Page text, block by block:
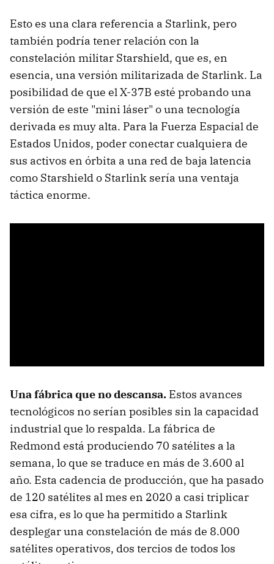
Esto es una clara referencia a Starlink, pero
también podría tener relación con la
constelación militar Starshield, que es, en
esencia, una versión militarizada de Starlink. La
posibilidad de que el X-37B esté probando una
versión de este "mini láser" o una tecnología
derivada es muy alta. Para la Fuerza Espacial de
Estados Unidos, poder conectar cualquiera de
sus activos en órbita a una red de baja latencia
como Starshield o Starlink sería una ventaja
táctica enorme.
Una fábrica que no descansa. Estos avances
tecnológicos no serían posibles sin la capacidad
industrial que lo respalda. La fábrica de
Redmond está produciendo 70 satélites a la
semana, lo que se traduce en más de 3.600 al
año. Esta cadencia de producción, que ha pasado
de 120 satélites al mes en 2020 a casi triplicar
esa cifra, es lo que ha permitido a Starlink
desplegar una constelación de más de 8.000
satélites operativos, dos tercios de todos los